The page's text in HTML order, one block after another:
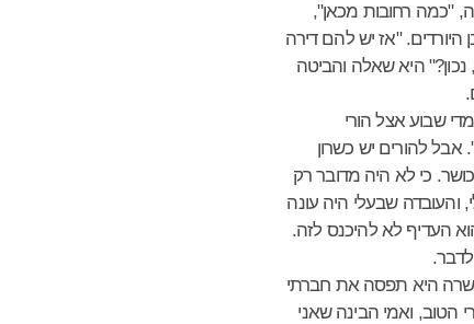
"כמה רחובות מכאן",
"אז יש להם דירה
היא שאלה והביטה
שבוע אצל הורי
להורים יש כשרון
כי לא היה מדובר רק
שבעלי היה עונה
העדיף לא להיכנס לזה.
היא תפסה את חברתי
ואמי הבינה שאני